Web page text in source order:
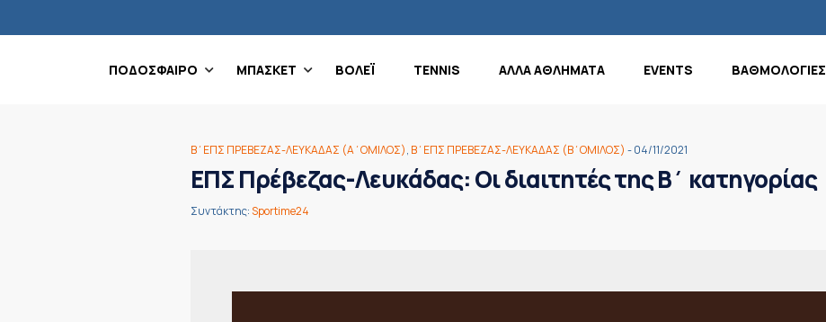
ΠΟΔΟΣΦΑΙΡΟ ΜΠΑΣΚΕΤ ΒΟΛΕΪ TENNIS ΑΛΛΑ ΑΘΛΗΜΑΤΑ EVENTS ΒΑΘΜΟΛΟΓΙΕΣ
Β΄ΕΠΣ ΠΡΕΒΕΖΑΣ-ΛΕΥΚΑΔΑΣ (Α΄ΟΜΙΛΟΣ), Β΄ΕΠΣ ΠΡΕΒΕΖΑΣ-ΛΕΥΚΑΔΑΣ (Β΄ΟΜΙΛΟΣ) - 04/11/2021
ΕΠΣ Πρέβεζας-Λευκάδας: Οι διαιτητές της Β΄ κατηγορίας
Συντάκτης:Sportime24